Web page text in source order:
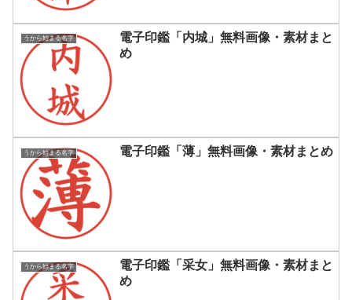
うから始まる名字
電子印鑑「内城」無料画像・素材まと
め
うから始まる名字 電子印鑑「薄」無料画像・素材まとめ
うから始まる名字
電子印鑑「采女」無料画像・素材まと
め